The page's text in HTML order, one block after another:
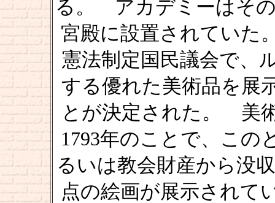
る。 アカデミーはそ
宮殿に設置されてい
憲法制定国民議会で、
する優れた美術品を展
とが決定された。 美
1793年のことで、この
るいは教会財産から没
点の絵画が展示され